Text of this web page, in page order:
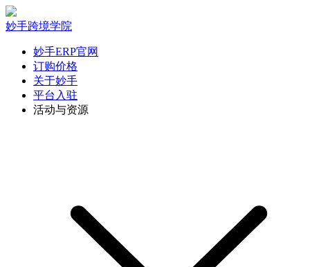
妙手跨境学院
妙手ERP官网
订购价格
关于妙手
平台入驻
活动与资源